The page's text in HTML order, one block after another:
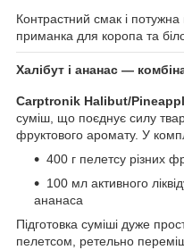
Контрастний смак і
приманка для коропа та
Халібут і ананас —
Carptronik Halibut/
суміш, що поєднує силу
фруктового аромату. У
400 г пелетсу різних
100 мл активного
ананаса
Підготовка суміші дуже
пелетсом, ретельно